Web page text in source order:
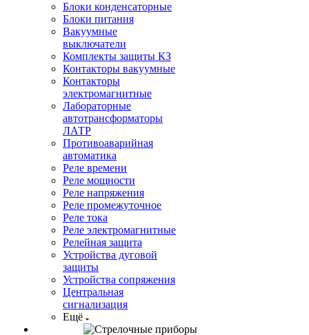
Блоки конденсаторные
Блоки питания
Вакуумные
выключатели
Комплекты защиты КЗ
Контакторы вакуумные
Контакторы
электромагнитные
Лабораторные
автотрансформаторы
ЛАТР
Противоаварийная
автоматика
Реле времени
Реле мощности
Реле напряжения
Реле промежуточное
Реле тока
Реле электромагнитные
Релейная защита
Устройства дуговой
защиты
Устройства сопряжения
Центральная
сигнализация
Ещё